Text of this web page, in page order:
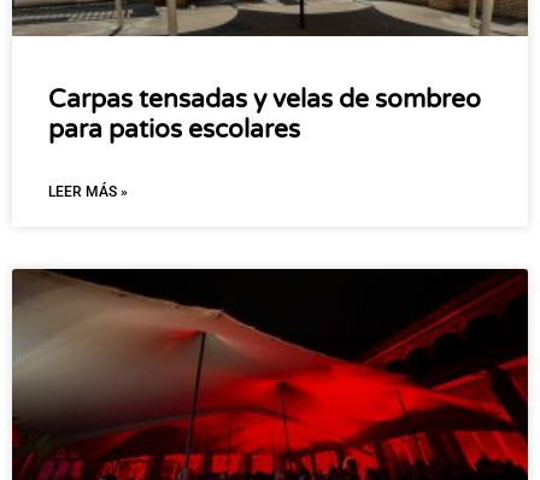
Carpas tensadas y velas de sombreo
para patios escolares
LEER MÁS »